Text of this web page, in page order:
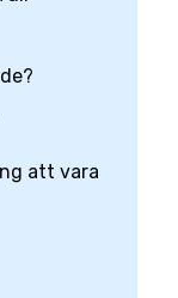
att vara